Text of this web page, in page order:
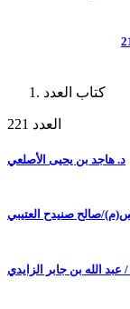
كتاب العدد
العدد 221
د. هاجد بن يحيى الأصلعي
صالح صنيدح العتيبي
عبد الله بن جابر الزايدي